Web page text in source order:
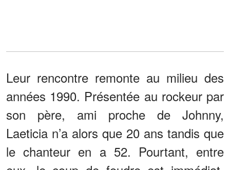
Leur rencontre remonte au milieu des
années 1990. Présentée au rockeur par
son père, ami proche de Johnny,
Laeticia n’a alors que 20 ans tandis que
le chanteur en a 52. Pourtant, entre